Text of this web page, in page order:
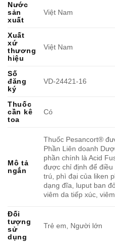
Nước
sản
xuất
Việt Nam
Xuất
xứ
thương
hiệu
Việt Nam
Số
đăng
ký
VD-24421-16
Thuốc
cần kê
toa
Có
Mô tả
ngắn
Thuốc Pesancort®
Phần Liên doanh
phần chính là Acid
được chỉ định để
trú, phì đại của liken
dạng đĩa, luput ban
viêm da tiếp xúc,
Đối
tượng
sử
dụng
Trẻ em, Người lớn